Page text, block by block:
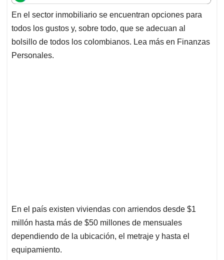
t
s
A
p
p
e
b
o
o
k
k
e
d
I
i
l
e
a
d
s
En el sector inmobiliario se encuentran opciones para
todos los gustos y, sobre todo, que se adecuan al
bolsillo de todos los colombianos. Lea más en Finanzas
Personales.
En el país existen viviendas con arriendos desde $1
millón hasta más de $50 millones de mensuales
dependiendo de la ubicación, el metraje y hasta el
equipamiento.